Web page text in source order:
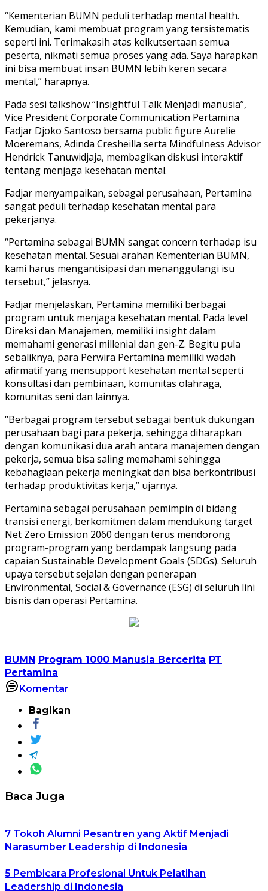
“Kementerian BUMN peduli terhadap mental health.
Kemudian, kami membuat program yang tersistematis
seperti ini. Terimakasih atas keikutsertaan semua
peserta, nikmati semua proses yang ada. Saya harapkan
ini bisa membuat insan BUMN lebih keren secara
mental,” harapnya.
Pada sesi talkshow “Insightful Talk Menjadi manusia”,
Vice President Corporate Communication Pertamina
Fadjar Djoko Santoso bersama public figure Aurelie
Moeremans, Adinda Cresheilla serta Mindfulness Advisor
Hendrick Tanuwidjaja, membagikan diskusi interaktif
tentang menjaga kesehatan mental.
Fadjar menyampaikan, sebagai perusahaan, Pertamina
sangat peduli terhadap kesehatan mental para
pekerjanya.
“Pertamina sebagai BUMN sangat concern terhadap isu
kesehatan mental. Sesuai arahan Kementerian BUMN,
kami harus mengantisipasi dan menanggulangi isu
tersebut,” jelasnya.
Fadjar menjelaskan, Pertamina memiliki berbagai
program untuk menjaga kesehatan mental. Pada level
Direksi dan Manajemen, memiliki insight dalam
memahami generasi millenial dan gen-Z. Begitu pula
sebaliknya, para Perwira Pertamina memiliki wadah
afirmatif yang mensupport kesehatan mental seperti
konsultasi dan pembinaan, komunitas olahraga,
komunitas seni dan lainnya.
“Berbagai program tersebut sebagai bentuk dukungan
perusahaan bagi para pekerja, sehingga diharapkan
dengan komunikasi dua arah antara manajemen dengan
pekerja, semua bisa saling memahami sehingga
kebahagiaan pekerja meningkat dan bisa berkontribusi
terhadap produktivitas kerja,” ujarnya.
Pertamina sebagai perusahaan pemimpin di bidang
transisi energi, berkomitmen dalam mendukung target
Net Zero Emission 2060 dengan terus mendorong
program-program yang berdampak langsung pada
capaian Sustainable Development Goals (SDGs). Seluruh
upaya tersebut sejalan dengan penerapan
Environmental, Social & Governance (ESG) di seluruh lini
bisnis dan operasi Pertamina.
BUMN Program 1000 Manusia Bercerita PT
Pertamina
Komentar
Bagikan
Baca Juga
7 Tokoh Alumni Pesantren yang Aktif Menjadi
Narasumber Leadership di Indonesia
5 Pembicara Profesional Untuk Pelatihan
Leadership di Indonesia